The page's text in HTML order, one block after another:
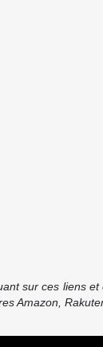
sur ces liens
Amazon,